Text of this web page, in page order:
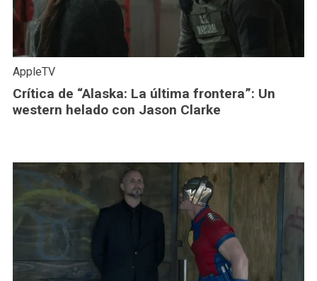
AppleTV
Crítica de “Alaska: La última frontera”: Un
western helado con Jason Clarke